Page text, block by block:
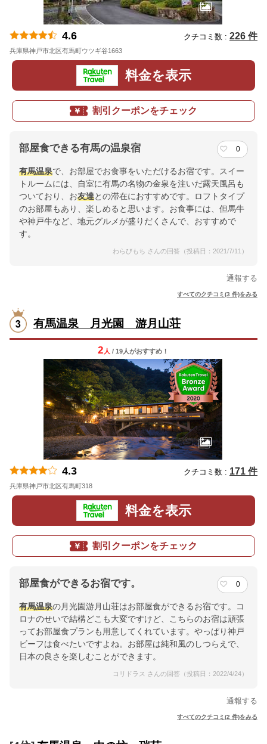
4.6 クチコミ数 : 226 件
兵庫県神戸市北区有馬町ウツギ谷1663
料金を表示
割引クーポンをチェック
部屋食できる有馬の温泉宿 0
有馬温泉で、お部屋でお食事をいただけるお宿です。スイー
トルームには、自室に有馬の名物の金泉を注いだ露天風呂も
ついており、お友達との滞在におすすめです。ロフトタイプ
のお部屋もあり、楽しめると思います。お食事には、但馬牛
や神戸牛など、地元グルメが盛りだくさんで、おすすめで
す。
わらびもち さんの回答（投稿日：2021/7/11）
通報する
すべてのクチコミ(3 件)をみる
有馬温泉 月光園 游月山荘
2 人 / 19人がおすすめ！
4.3 クチコミ数 : 171 件
兵庫県神戸市北区有馬町318
料金を表示
割引クーポンをチェック
部屋食ができるお宿です。 0
有馬温泉の月光園游月山荘はお部屋食ができるお宿です。コ
ロナのせいで結構どこも大変ですけど、こちらのお宿は頑張
ってお部屋食プランも用意してくれています。やっぱり神戸
ビーフは食べたいですよね。お部屋は純和風のしつらえで、
日本の良さを楽しむことができます。
コリドラス さんの回答（投稿日：2022/4/24）
通報する
すべてのクチコミ(2 件)をみる